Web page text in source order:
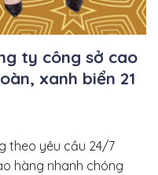
ty công sở cao
xanh biển 21
theo yêu cầu 24/7
hàng nhanh chóng